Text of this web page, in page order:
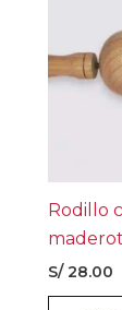
Rodillo
S/28.00